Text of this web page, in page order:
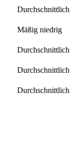
Durchschnittlich
Mäßig niedrig
Durchschnittlich
Durchschnittlich
Durchschnittlich